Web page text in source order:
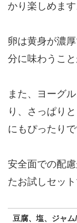
かり楽しめます
卵は黄身が濃
分に味わうこと
また、ヨーグ
り、さっぱり
にもぴったりで
安全面での配
たお試しセット
豆腐、塩、ジャ